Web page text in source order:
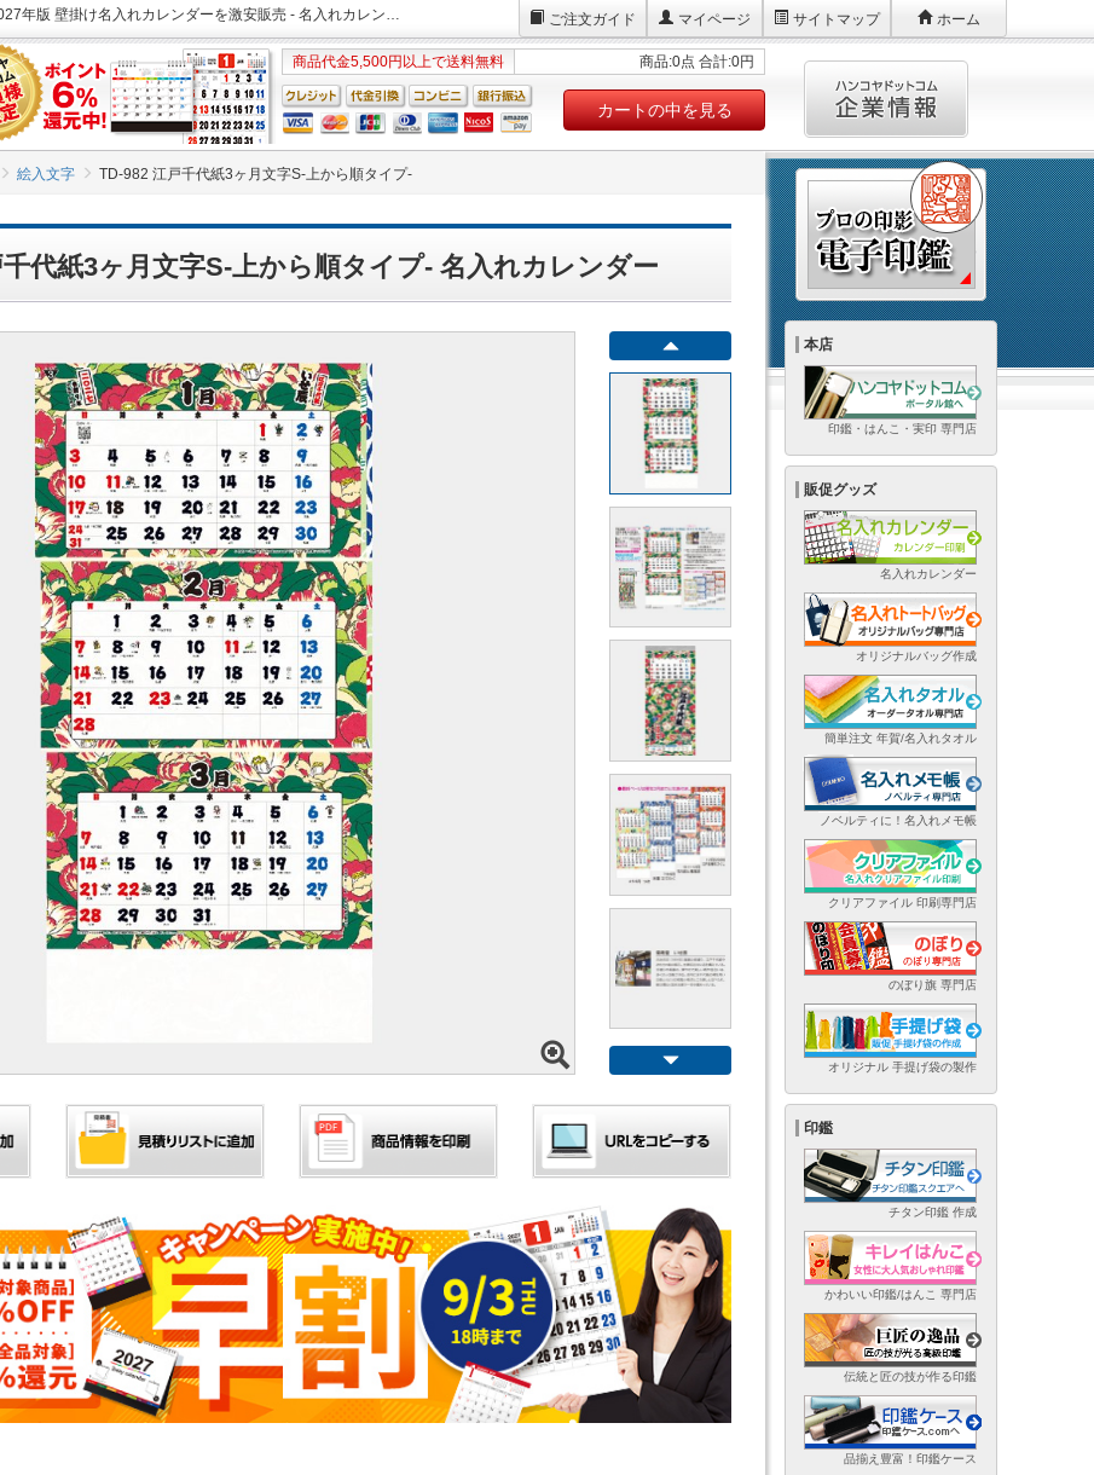
TD-982 江戸千代紙3ヶ月文字 S(日付マーカー付)-上から順タイプ- 2027年版 壁掛け名入れカレンダーを激安販売 - 名入れカレンダー印刷.com ご注文ガイド マイページ サイトマップ ホーム
商品代金5,500円以上で送料無料 商品:0点 合計:0円
カートの中を見る
絵入文字 TD-982 江戸千代紙3ヶ月文字S-上から順タイプ-
代紙3ヶ月文字S-上から順タイプ- 名入れカレンダー
本店
印鑑・はんこ・実印 専門店
販促グッズ
名入れカレンダー
オリジナルバッグ作成
簡単注文 年賀/名入れタオル
ノベルティに！名入れメモ帳
クリアファイル 印刷専門店
のぼり旗 専門店
オリジナル 手提げ袋の製作
印鑑
チタン印鑑 作成
かわいい印鑑/はんこ 専門店
伝統と匠の技が作る印鑑
品揃え豊富！印鑑ケース